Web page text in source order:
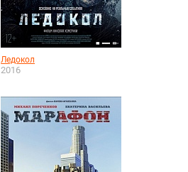
Ледокол
2016